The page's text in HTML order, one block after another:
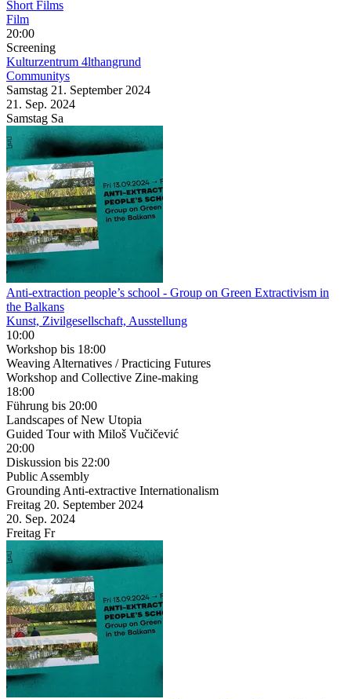
Short Films
Film
20:00
Screening
Kulturzentrum 4lthangrund
Communitys
Samstag 21. September 2024
21. Sep. 2024
Samstag Sa
Anti-extraction people’s school - Group on Green Extractivism in
the Balkans
Kunst, Zivilgesellschaft, Ausstellung
10:00
Workshop bis 18:00
Weaving Alternatives / Practicing Futures
Workshop and Collective Zine-making
18:00
Führung bis 20:00
Landscapes of New Utopia
Guided Tour with Miloš Vučičević
20:00
Diskussion bis 22:00
Public Assembly
Grounding Anti-extractive Internationalism
Freitag 20. September 2024
20. Sep. 2024
Freitag Fr